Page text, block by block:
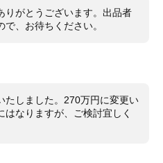
りがとうございます。出品者
、お待ちください。
たしました。270万円に変更い
はなりますが、ご検討宜しく